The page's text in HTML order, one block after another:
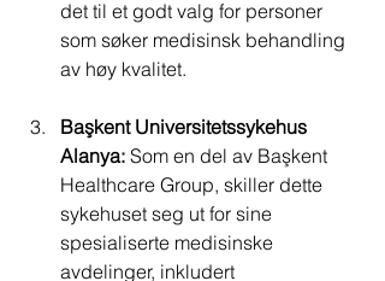
det til et godt valg for personer
som søker medisinsk behandling
av høy kvalitet.
Başkent Universitetssykehus
Alanya: Som en del av Başkent
Healthcare Group, skiller dette
sykehuset seg ut for sine
spesialiserte medisinske
avdelinger, inkludert